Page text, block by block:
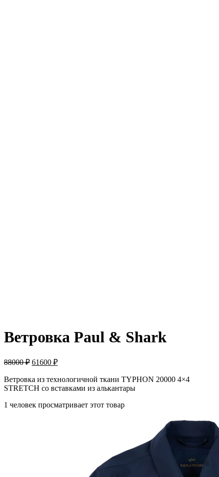
Ветровка Paul & Shark
88000₽ 61600 ₽
Ветровка из технологичной ткани TYPHON 20000 4×4
STRETCH со вставками из алькантары
1 человек просматривает этот товар